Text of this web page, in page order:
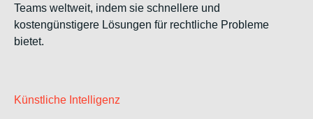
Teams weltweit, indem sie schnellere und
kostengünstigere Lösungen für rechtliche Probleme
bietet.
Künstliche Intelligenz